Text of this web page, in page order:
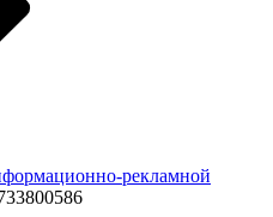
рекламной